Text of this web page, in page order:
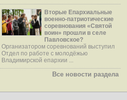
Вторые Епархиальные
военно-патриотические
соревнования «Святой
воин» прошли в селе
Павловское?
Организатором соревнований выступил
Отдел по работе с молодёжью
Владимирской епархии ...
Все новости раздела